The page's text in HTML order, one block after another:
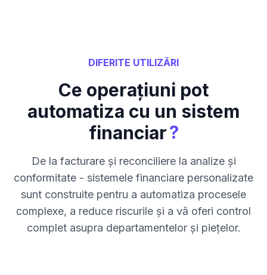
DIFERITE UTILIZĂRI
Ce operațiuni pot
automatiza cu un sistem
financiar?
De la facturare și reconciliere la analize și
conformitate - sistemele financiare personalizate
sunt construite pentru a automatiza procesele
complexe, a reduce riscurile și a vă oferi control
complet asupra departamentelor și piețelor.